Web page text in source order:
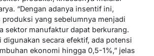
“Dengan adanya insentif ini,
yang sebelumnya menjadi
sektor manufaktur dapat berkurang.
secara efektif, ada potensi
ekonomi hingga 0,5-1%,” jelas